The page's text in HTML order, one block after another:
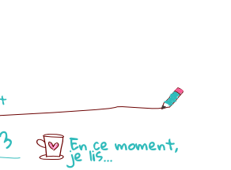
En ce moment,
je lis...